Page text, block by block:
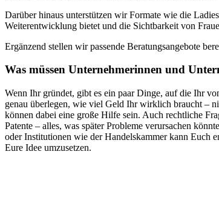
Darüber hinaus unterstützen wir Formate wie die
Weiterentwicklung bietet und die Sichtbarkeit von
Ergänzend stellen wir passende Beratungsangebote
Was müssen Unternehmerinnen und
Wenn Ihr gründet, gibt es ein paar Dinge, auf die Ihr
genau überlegen, wie viel Geld Ihr wirklich braucht –
können dabei eine große Hilfe sein. Auch rechtliche
Patente – alles, was später Probleme verursachen
oder Institutionen wie der Handelskammer kann Euch
Eure Idee umzusetzen.